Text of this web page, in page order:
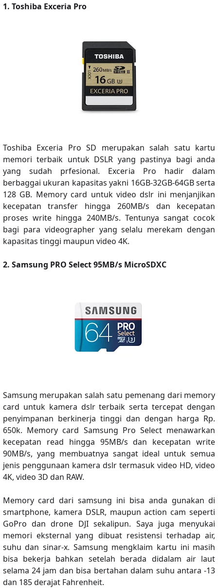
1. Toshiba Exceria Pro
Toshiba Exceria Pro SD merupakan salah satu kartu
memori terbaik untuk DSLR yang pastinya bagi anda
yang sudah prfesional. Exceria Pro hadir dalam
berbaggai ukuran kapasitas yakni 16GB-32GB-64GB serta
128 GB. Memory card untuk video dslr ini menjanjikan
kecepatan transfer hingga 260MB/s dan kecepatan
proses write hingga 240MB/s. Tentunya sangat cocok
bagi para videographer yang selalu merekam dengan
kapasitas tinggi maupun video 4K.
2. Samsung PRO Select 95MB/s MicroSDXC
Samsung merupakan salah satu pemenang dari memory
card untuk kamera dslr terbaik serta tercepat dengan
penyimpanan berkinerja tinggi dan dengan harga Rp.
650k. Memory card Samsung Pro Select menawarkan
kecepatan read hingga 95MB/s dan kecepatan write
90MB/s, yang membuatnya sangat ideal untuk semua
jenis penggunaan kamera dslr termasuk video HD, video
4K, video 3D dan RAW.
Memory card dari samsung ini bisa anda gunakan di
smartphone, kamera DSLR, maupun action cam seperti
GoPro dan drone DJI sekalipun. Saya juga menyukai
memori eksternal yang dibuat resistensi terhadap air,
suhu dan sinar-x. Samsung mengklaim kartu ini masih
bisa bekerja bahkan setelah berada didalam air laut
selama 24 jam dan bisa bertahan dalam suhu antara -13
dan 185 derajat Fahrenheit.